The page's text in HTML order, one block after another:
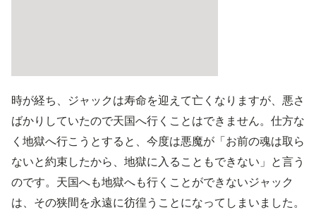
時が経ち、ジャックは寿命を迎えて亡くなりますが、悪さ
ばかりしていたので天国へ行くことはできません。仕方な
く地獄へ行こうとすると、今度は悪魔が「お前の魂は取ら
ないと約束したから、地獄に入ることもできない」と言う
のです。天国へも地獄へも行くことができないジャック
は、その狭間を永遠に彷徨うことになってしまいました。